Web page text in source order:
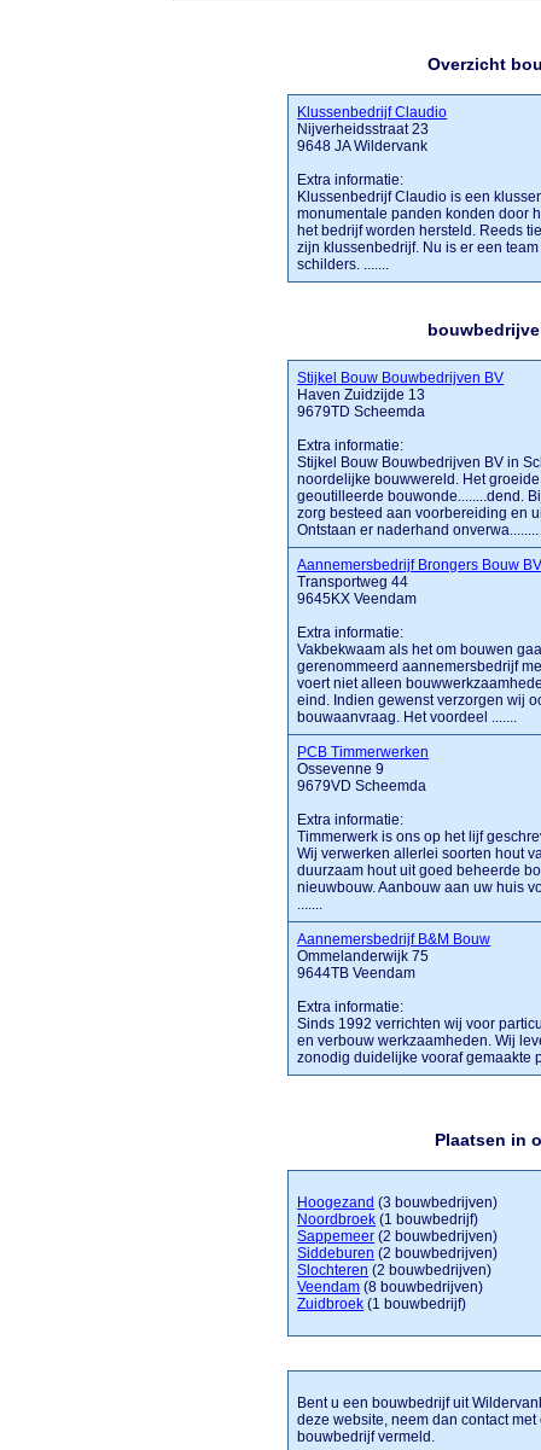
Overzicht
Klussenbedrijf Claudio
Nijverheidsstraat 23
9648 JA Wildervank
Extra informatie:
Klussenbedrijf Claudio is een
monumentale panden konden door
het bedrijf worden hersteld. Reeds
zijn klussenbedrijf. Nu is er een
schilders. .......
Stijkel Bouw Bouwbedrijven BV
Haven Zuidzijde 13
9679TD Scheemda
Extra informatie:
Stijkel Bouw Bouwbedrijven BV in
noordelijke bouwwereld. Het
geoutilleerde bouwonde........dend.
zorg besteed aan voorbereiding en
Ontstaan er naderhand onverwa........
Aannemersbedrijf Brongers Bouw
Transportweg 44
9645KX Veendam
Extra informatie:
Vakbekwaam als het om bouwen
gerenommeerd aannemersbedrijf
voert niet alleen
eind. Indien gewenst verzorgen wij
bouwaanvraag. Het voordeel .......
PCB Timmerwerken
Ossevenne 9
9679VD Scheemda
Extra informatie:
Timmerwerk is ons op het lijf
Wij verwerken allerlei soorten hout
duurzaam hout uit goed beheerde
nieuwbouw. Aanbouw aan uw huis
.......
Aannemersbedrijf B&M Bouw
Ommelanderwijk 75
9644TB Veendam
Extra informatie:
Sinds 1992 verrichten wij voor
en verbouw werkzaamheden. Wij
zonodig duidelijke vooraf gemaakte
Plaatsen in
Hoogezand (3 bouwbedrijven)
Noordbroek (1 bouwbedrijf)
Sappemeer (2 bouwbedrijven)
Siddeburen (2 bouwbedrijven)
Slochteren (2 bouwbedrijven)
Veendam (8 bouwbedrijven)
Zuidbroek (1 bouwbedrijf)
Bent u een bouwbedrijf uit
deze website, neem dan contact
bouwbedrijf vermeld.